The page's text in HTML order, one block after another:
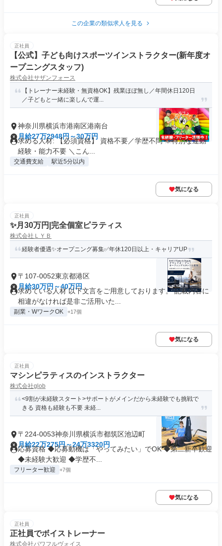
この企業の類似求人を見る
正社員
【公式】子ども向けスポーツインストラクター(新年度オ
ープニングスタッフ)
株式会社サザンフォース
【トレーナー未経験・無資格OK】残業ほぼ無し／️年間休日120日
／子どもと一緒に楽しんで運...
神奈川県横浜市港南区港南台
月給27万2948円～30万円
求める人材: 【必須資格】 資格不要／学歴不問 ※特別な運動
経験・能力不要 ＼こん...
交通費支給 駅近5分以内
気になる
正社員
✨月30万円|完全個室ピラティス
株式会社ＬＹＢ
経験者優遇✨オープニング募集✅年休120日以上・キャリアUP
〒107-0052東京都港区
月給30万円～40万円
求めている人材 以下文言をご用意しております。 記載内容に
相違がなければ是非ご活用いた...
副業・WワークOK +17個
気になる
正社員
マシンピラティスのインストラクター
株式会社glob
<9割が未経験スタート>サポートがメインだから未経験でも挑戦で
きる 資格も経験も不要 未経...
〒224-0053神奈川県横浜市都筑区池辺町
月給22万275円～24万3320円
応募資格 ◆応募動機は「やってみたい」でOK ◆第二新卒歓迎
◆未経験大歓迎 ◆学歴不...
フリーター歓迎 +7個
気になる
正社員
正社員でボイストレーナー
株式会社パワフルヴォイス